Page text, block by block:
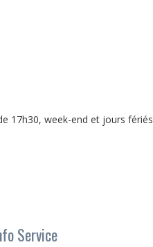
17h30, week-end et jours fériés
Service